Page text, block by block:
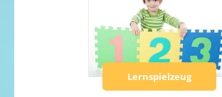
Lernspielzeug